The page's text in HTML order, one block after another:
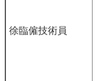
徐臨僱技術員